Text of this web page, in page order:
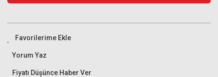
Yorum Yaz
Fiyatı Düşünce Haber Ver